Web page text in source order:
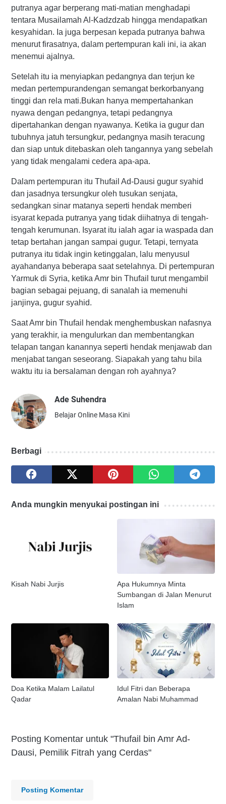
putranya agar berperang mati-matian menghadapi
tentara Musailamah Al-Kadzdzab hingga mendapatkan
kesyahidan. Ia juga berpesan kepada putranya bahwa
menurut firasatnya, dalam pertempuran kali ini, ia akan
menemui ajalnya.
Setelah itu ia menyiapkan pedangnya dan terjun ke
medan pertempurandengan semangat berkorbanyang
tinggi dan rela mati.Bukan hanya mempertahankan
nyawa dengan pedangnya, tetapi pedangnya
dipertahankan dengan nyawanya. Ketika ia gugur dan
tubuhnya jatuh tersungkur, pedangnya masih teracung
dan siap untuk ditebaskan oleh tangannya yang sebelah
yang tidak mengalami cedera apa-apa.
Dalam pertempuran itu Thufail Ad-Dausi gugur syahid
dan jasadnya tersungkur oleh tusukan senjata,
sedangkan sinar matanya seperti hendak memberi
isyarat kepada putranya yang tidak diihatnya di tengah-
tengah kerumunan. Isyarat itu ialah agar ia waspada dan
tetap bertahan jangan sampai gugur. Tetapi, ternyata
putranya itu tidak ingin ketinggalan, lalu menyusul
ayahandanya beberapa saat setelahnya. Di pertempuran
Yarmuk di Syria, ketika Amr bin Thufail turut mengambil
bagian sebagai pejuang, di sanalah ia memenuhi
janjinya, gugur syahid.
Saat Amr bin Thufail hendak menghembuskan nafasnya
yang terakhir, ia mengulurkan dan membentangkan
telapan tangan kanannya seperti hendak menjawab dan
menjabat tangan seseorang. Siapakah yang tahu bila
waktu itu ia bersalaman dengan roh ayahnya?
Ade Suhendra
Belajar Online Masa Kini
Berbagi
Anda mungkin menyukai postingan ini
Kisah Nabi Jurjis
Apa Hukumnya Minta
Sumbangan di Jalan Menurut
Islam
Doa Ketika Malam Lailatul
Qadar
Idul Fitri dan Beberapa
Amalan Nabi Muhammad
Posting Komentar untuk "Thufail bin Amr Ad-
Dausi, Pemilik Fitrah yang Cerdas"
Posting Komentar